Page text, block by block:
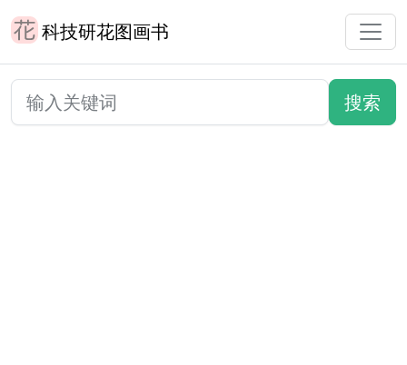
科技研花图画书